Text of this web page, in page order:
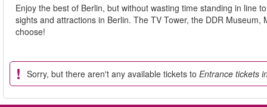
Enjoy the best of Berlin, but without wasting time standing in line
sights and attractions in Berlin. The TV Tower, the DDR
choose!
Sorry, but there aren't any available tickets to Entrance tickets